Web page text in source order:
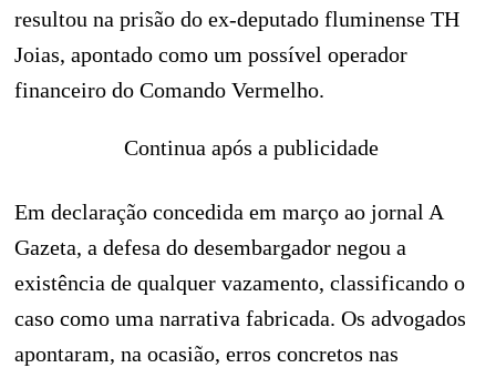
resultou na prisão do ex-deputado fluminense TH
Joias, apontado como um possível operador
financeiro do Comando Vermelho.
Continua após a publicidade
Em declaração concedida em março ao jornal A
Gazeta, a defesa do desembargador negou a
existência de qualquer vazamento, classificando o
caso como uma narrativa fabricada. Os advogados
apontaram, na ocasião, erros concretos nas